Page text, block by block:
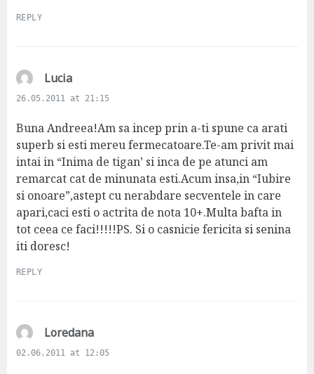
REPLY
Lucias
a
s
:
26.05.2011 at 21:15
Buna Andreea!Am sa incep prin a-ti spune ca arati
superb si esti mereu fermecatoare.Te-am privit mai
intai in “Inima de tigan’ si inca de pe atunci am
remarcat cat de minunata esti.Acum insa,in “Iubire
si onoare”,astept cu nerabdare secventele in care
apari,caci esti o actrita de nota 10+.Multa bafta in
tot ceea ce faci!!!!!PS. Si o casnicie fericita si senina
iti doresc!
REPLY
Loredanas
a
02.06.2011 at 12:05